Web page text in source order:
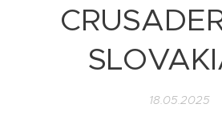
18.05.2025